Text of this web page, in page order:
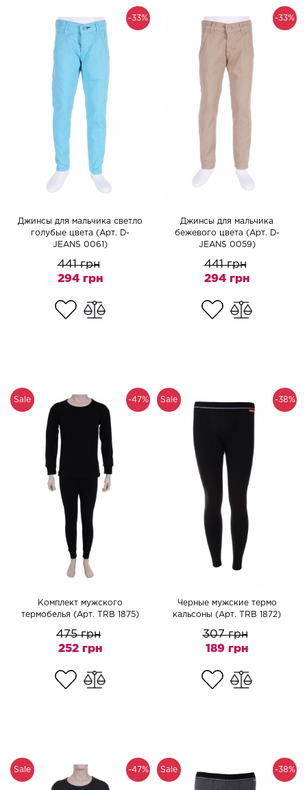
-33%
Джинсы для мальчика светло
голубые цвета (Арт. D-
JEANS 0061)
441 грн
294 грн
-33%
Джинсы для мальчика
бежевого цвета (Арт. D-
JEANS 0059)
441 грн
294 грн
-47%
Sale
Комплект мужского
термобелья (Арт. TRB 1875)
475 грн
252 грн
-38%
Sale
Черные мужские термо
кальсоны (Арт. TRB 1872)
307 грн
189 грн
-47%
Sale -38%
Sale